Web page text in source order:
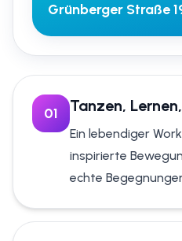
Grünberger Straße
01 Tanzen,
Ein lebendiger
inspirierte
echte